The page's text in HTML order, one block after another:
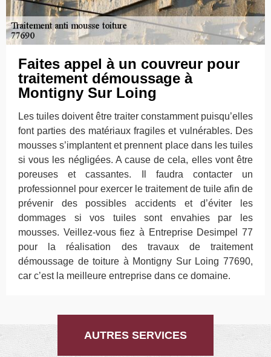
Faites appel à un couvreur pour
traitement démoussage à
Montigny Sur Loing
Les tuiles doivent être traiter constamment puisqu’elles
font parties des matériaux fragiles et vulnérables. Des
mousses s’implantent et prennent place dans les tuiles
si vous les négligées. A cause de cela, elles vont être
poreuses et cassantes. Il faudra contacter un
professionnel pour exercer le traitement de tuile afin de
prévenir des possibles accidents et d’éviter les
dommages si vos tuiles sont envahies par les
mousses. Veillez-vous fiez à Entreprise Desimpel 77
pour la réalisation des travaux de traitement
démoussage de toiture à Montigny Sur Loing 77690,
car c’est la meilleure entreprise dans ce domaine.
AUTRES SERVICES